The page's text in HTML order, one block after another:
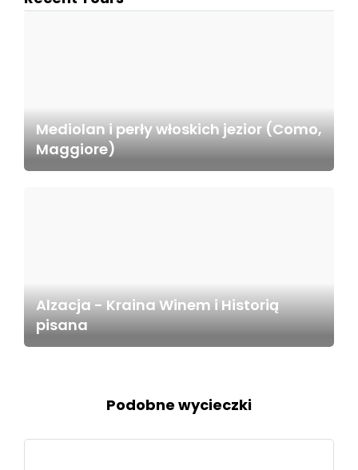
Mediolan i perły włoskich jezior (Como,
Maggiore)
Alzacja - Kraina Winem i Historią
pisana
Podobne wycieczki